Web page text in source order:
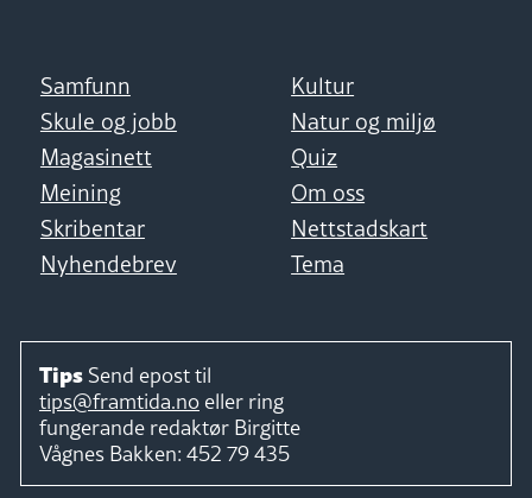
Samfunn
Kultur
Skule og jobb
Natur og miljø
Magasinett
Quiz
Meining
Om oss
Skribentar
Nettstadskart
Nyhendebrev
Tema
Tips Send epost til
tips@framtida.no eller ring
fungerande redaktør Birgitte
Vågnes Bakken: 452 79 435